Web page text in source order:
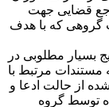
قضایی جهت
گروهی که با هدف
بسیار مطلوبی در
مستندات مرتبط با
از حالت ادعا و
توسط گروه